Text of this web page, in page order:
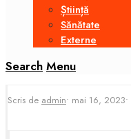
Știință
Sănătate
Externe
Search Menu
Scris de admin• mai 16, 2023•